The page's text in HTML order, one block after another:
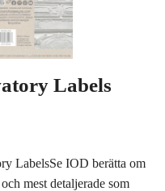
Labels
LabelsSe IOD berätta om
mest detaljerade som